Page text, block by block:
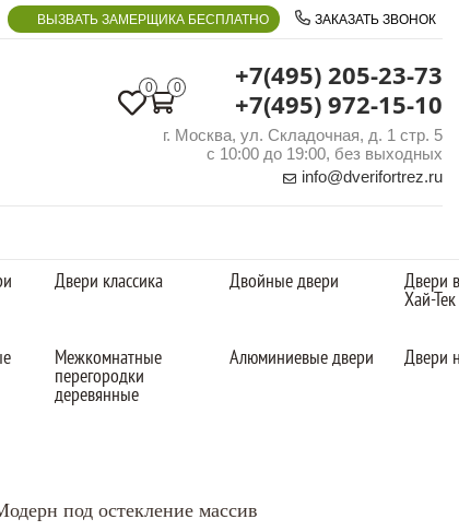
ВЫЗВАТЬ ЗАМЕРЩИКА БЕСПЛАТНО ЗАКАЗАТЬ ЗВОНОК
0 0
+7(495) 205-23-73
+7(495) 972-15-10
г. Москва, ул. Складочная, д. 1 стр. 5
с 10:00 до 19:00, без выходных
info@dverifortrez.ru
Двери классика Двойные двери Двери
Хай-Тек
Межкомнатные
перегородки
деревянные
Алюминиевые двери Двери
под остекление массив